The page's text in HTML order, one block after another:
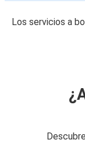
Los servicios a